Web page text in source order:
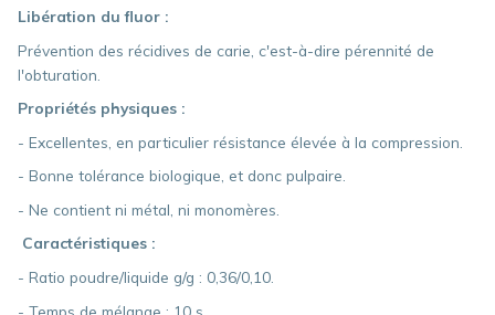
Libération du fluor :
Prévention des récidives de carie, c'est-à-dire pérennité de
l'obturation.
Propriétés physiques :
- Excellentes, en particulier résistance élevée à la compression.
- Bonne tolérance biologique, et donc pulpaire.
- Ne contient ni métal, ni monomères.
Caractéristiques :
- Ratio poudre/liquide g/g : 0,36/0,10.
- Temps de mélange : 10 s.